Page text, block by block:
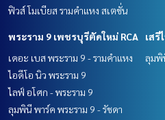
ฟิวส์ โมเบียส รามคำแหง สเตชั่น
พระราม 9 เพชรบุรีตัดใหม่ RCA
เดอะ เบส พระราม 9 - รามคำแหง
ไอดีโอ นิว พระราม 9
ไลฟ์ อโศก - พระราม 9
ลุมพินี พาร์ค พระราม 9 - รัชดา
เสรี
ลุมพิ